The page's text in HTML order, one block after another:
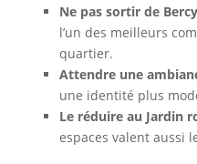
Ne pas sortir de
l’un des meilleurs
quartier.
Attendre une
une identité plus
Le réduire au Jardin
espaces valent aussi